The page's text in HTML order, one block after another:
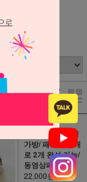
그랑데 투톤 원형
가방/ 패키지 한개
로 2개 완성 가능/
동영상패키지
22,000원